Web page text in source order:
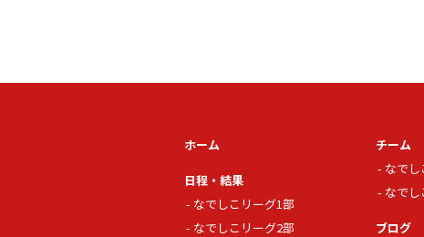
ホーム
日程・結果
なでしこリーグ1部
なでしこリーグ2部
チーム
なでし
なでし
ブログ